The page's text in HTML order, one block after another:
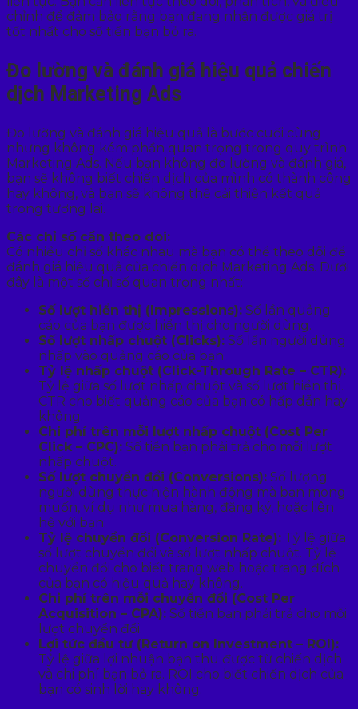
chỉnh để đảm bảo rằng bạn đang nhận được giá trị
tốt nhất cho số tiền bạn bỏ ra.
Đo lường và đánh giá hiệu quả chiến
dịch Marketing Ads
Đo lường và đánh giá hiệu quả là bước cuối cùng
nhưng không kém phần quan trọng trong quy trình
Marketing Ads. Nếu bạn không đo lường và đánh giá,
bạn sẽ không biết chiến dịch của mình có thành công
hay không, và bạn sẽ không thể cải thiện kết quả
trong tương lai.
Các chỉ số cần theo dõi:
Có nhiều chỉ số khác nhau mà bạn có thể theo dõi để
đánh giá hiệu quả của chiến dịch Marketing Ads. Dưới
đây là một số chỉ số quan trọng nhất:
Số lượt hiển thị (Impressions): Số lần quảng
cáo của bạn được hiển thị cho người dùng.
Số lượt nhấp chuột (Clicks): Số lần người dùng
nhấp vào quảng cáo của bạn.
Tỷ lệ nhấp chuột (Click-Through Rate – CTR):
Tỷ lệ giữa số lượt nhấp chuột và số lượt hiển thị.
CTR cho biết quảng cáo của bạn có hấp dẫn hay
không.
Chi phí trên mỗi lượt nhấp chuột (Cost Per
Click – CPC): Số tiền bạn phải trả cho mỗi lượt
nhấp chuột.
Số lượt chuyển đổi (Conversions): Số lượng
người dùng thực hiện hành động mà bạn mong
muốn, ví dụ như mua hàng, đăng ký, hoặc liên
hệ với bạn.
Tỷ lệ chuyển đổi (Conversion Rate): Tỷ lệ giữa
số lượt chuyển đổi và số lượt nhấp chuột. Tỷ lệ
chuyển đổi cho biết trang web hoặc trang đích
của bạn có hiệu quả hay không.
Chi phí trên mỗi chuyển đổi (Cost Per
Acquisition – CPA): Số tiền bạn phải trả cho mỗi
lượt chuyển đổi.
Lợi tức đầu tư (Return on Investment – ROI):
Tỷ lệ giữa lợi nhuận bạn thu được từ chiến dịch
và chi phí bạn bỏ ra. ROI cho biết chiến dịch của
bạn có sinh lời hay không.